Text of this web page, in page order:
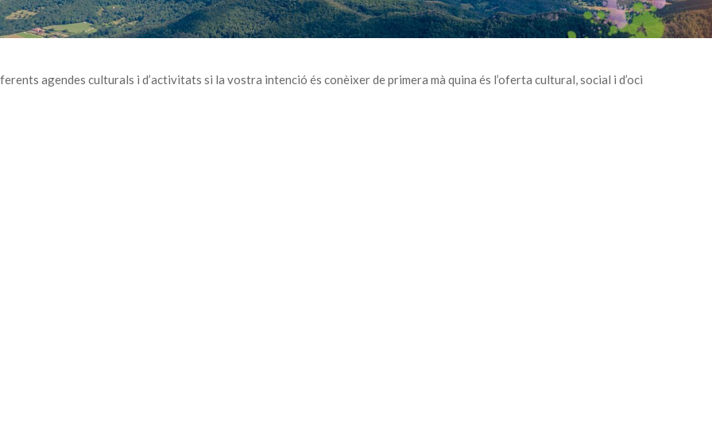
agendes culturals i d’activitats si la vostra intenció és conèixer de primera mà quina és l’oferta cultural, social i d’oci